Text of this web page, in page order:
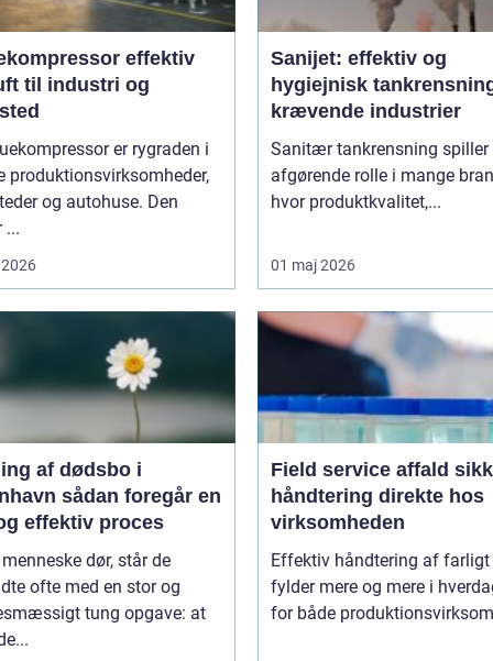
effektiv
til industri og
er rygraden i
produktionsvirksomheder,
og autohuse. Den
...
Sanijet: effektiv og
hygiejnisk
krævende industrier
Sanitær tankrensning spiller
afgørende rolle i mange
hvor produktkvalitet,...
01 maj 2026
af dødsbo i
foregår en
effektiv proces
dør, står de
ofte med en stor og
tung opgave: at
Field service affald sikker
håndtering direkte hos
virksomheden
Effektiv håndtering af
fylder mere og mere i
for både